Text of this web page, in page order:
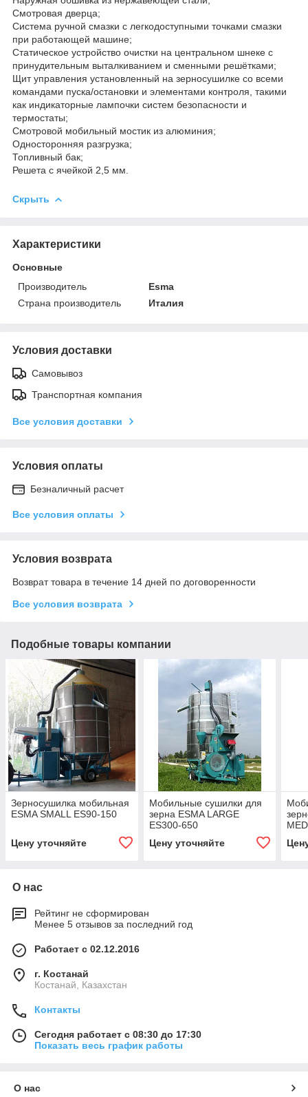
Смотровая дверца;
Система ручной смазки с легкодоступными точками смазки
при работающей машине;
Статическое устройство очистки на центральном шнеке с
принудительным выталкиванием и сменными решётками;
Щит управления установленный на зерносушилке со всеми
командами пуска/остановки и элементами контроля, такими
как индикаторные лампочки систем безопасности и
термостаты;
Смотровой мобильный мостик из алюминия;
Односторонняя разгрузка;
Топливный бак;
Решета с ячейкой 2,5 мм.
Скрыть
Характеристики
Основные
Производитель
Esma
Страна производитель
Италия
Условия доставки
Самовывоз
Транспортная компания
Все условия доставки
Условия оплаты
Безналичный расчет
Все условия оплаты
Условия возврата
Возврат товара в течение 14 дней по договоренности
Все условия возврата
Подобные товары компании
Зерносушилка мобильная
ESMA SMALL ES90-150
Цену уточняйте
Мобильные сушилки для
зерна ESMA LARGE
ES300-650
Цену уточняйте
О нас
Рейтинг не сформирован
Менее 5 отзывов за последний год
Работает с 02.12.2016
г. Костанай
Костанай, Казахстан
Контакты
Сегодня работает с 08:30 до 17:30
Показать весь график работы
О нас